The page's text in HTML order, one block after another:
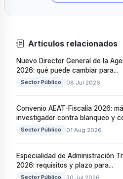
Artículos relacionados
Nuevo Director General de la
2026: qué puede cambiar para...
Sector Público 08 Jul 2026
Convenio AEAT-Fiscalía 2026:
investigador contra blanqueo y
Sector Público 01 Aug 2026
Especialidad de Administración
2026: requisitos y plazo para...
Sector Público 30 Jul 2026